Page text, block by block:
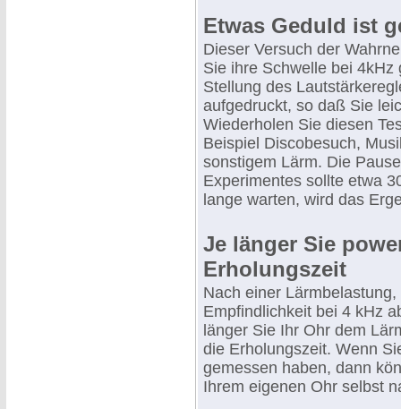
Etwas Geduld ist
Dieser Versuch der
Sie ihre Schwelle bei
Stellung des
aufgedruckt, so daß Sie
Wiederholen Sie diesen
Beispiel Discobesuch,
sonstigem Lärm. Die
Experimentes sollte etwa
lange warten, wird das
Je länger Sie
Erholungszeit
Nach einer
Empfindlichkeit bei 4 kHz
länger Sie Ihr Ohr dem
die Erholungszeit. Wenn
gemessen haben, dann
Ihrem eigenen Ohr selbst